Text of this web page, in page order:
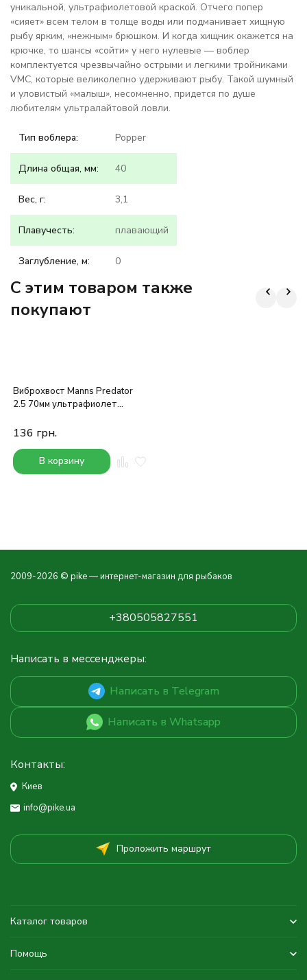
уникальной, ультрафиолетовой краской. Отчего попер
«сияет» всем телом в толще воды или подманивает хищную
рыбу ярким, «нежным» брюшком. И когда хищник окажется на
крючке, то шансы «сойти» у него нулевые — воблер
комплектуется чрезвычайно острыми и легкими тройниками
VMC, которые великолепно удерживают рыбу. Такой шумный
и уловистый «малыш», несомненно, придется по душе
любителям ультралайтовой ловли.
Тип воблера: Popper
Длина общая, мм: 40
Вес, г: 3,1
Плавучесть: плавающий
Заглубление, м: 0
C этим товаром также
покупают
Виброхвост Manns Predator
2.5 70мм ультрафиолет
136 грн.
В корзину
2009-2026 © pike — интернет-магазин для рыбаков
+380505827551
Написать в мессенджеры:
Написать в Telegram
Написать в Whatsapp
Контакты:
Киев
info@pike.ua
Проложить маршрут
Каталог товаров
Помощь